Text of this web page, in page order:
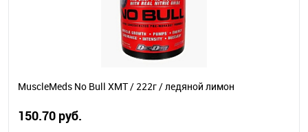
MuscleMeds No Bull XMT / 222г / ледяной лимон
150.70 руб.